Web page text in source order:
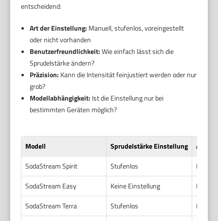
entscheidend:
Art der Einstellung: Manuell, stufenlos, voreingestellt
oder nicht vorhanden
Benutzerfreundlichkeit:Wie einfach lässt sich die
Sprudelstärke ändern?
Präzision: Kann die Intensität feinjustiert werden oder nur
grob?
Modellabhängigkeit: Ist die Einstellung nur bei
bestimmten Geräten möglich?
Modell Sprudelstärke Einstellung
Art
SodaStream Spirit
Stufenlos
SodaStream Easy
Keine Einstellung
Fester
SodaStream Terra
Stufenlos